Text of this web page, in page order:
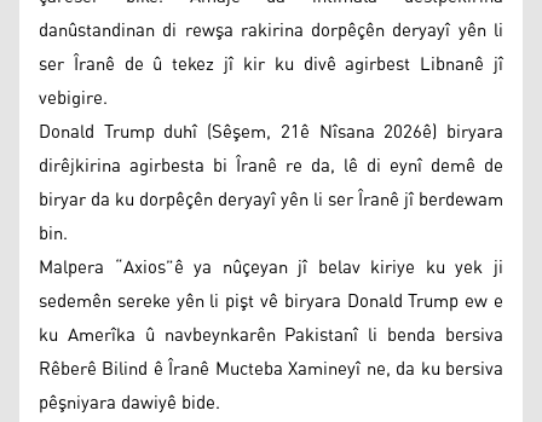
danûstandinan di rewşa rakirina dorpêçên deryayî yên li
ser Îranê de û tekez jî kir ku divê agirbest Libnanê jî
vebigire.
Donald Trump duhî (Sêşem, 21ê Nîsana 2026ê) biryara
dirêjkirina agirbesta bi Îranê re da, lê di eynî demê de
biryar da ku dorpêçên deryayî yên li ser Îranê jî berdewam
bin.
Malpera “Axios”ê ya nûçeyan jî belav kiriye ku yek ji
sedemên sereke yên li pişt vê biryara Donald Trump ew e
ku Amerîka û navbeynkarên Pakistanî li benda bersiva
Rêberê Bilind ê Îranê Mucteba Xamineyî ne, da ku bersiva
pêşniyara dawiyê bide.